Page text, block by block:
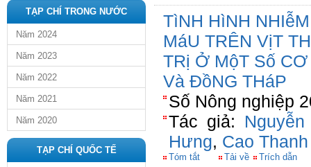
TẠP CHÍ TRONG NƯỚC
Năm 2024
Năm 2023
Năm 2022
Năm 2021
Năm 2020
TẠP CHÍ QUỐC TẾ
TìNH HìNH
MáU TRÊN VịT
TRị Ở MộT Số
Và ĐồNG THáP
Số Nông nghiệp
Tác giả:
Hưng, Cao
Tóm tắt Tải về Trích dẫn